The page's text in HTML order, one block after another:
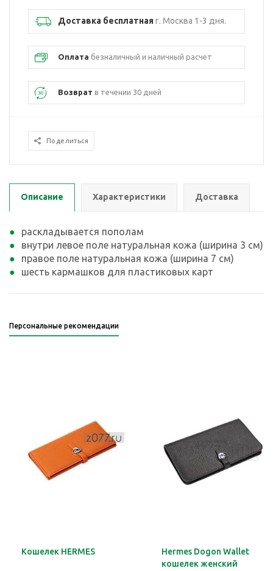
Доставка бесплатнаяг. Москва 1-3 дня.
Оплата безналичный и наличный расчет
Возврат в течении 30 дней
Поделиться
Описание Характеристики Доставка
раскладывается пополам
внутри левое поле натуральная кожа (ширина 3 см)
правое поле натуральная кожа (ширина 7 см)
шесть кармашков для пластиковых карт
Персональные рекомендации
Кошелек HERMES
Hermes Dogon Wallet
кошелек женский